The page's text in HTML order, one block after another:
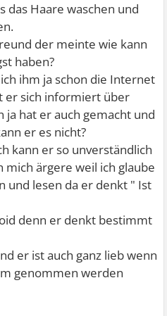
das Haare waschen und
der meinte wie kann
haben?
ihm ja schon die Internet
er sich informiert über
ja hat er auch gemacht und
er es nicht?
kann er so unverständlich
mich ärgere weil ich glaube
und lesen da er denkt " Ist
denn er denkt bestimmt
er ist auch ganz lieb wenn
genommen werden